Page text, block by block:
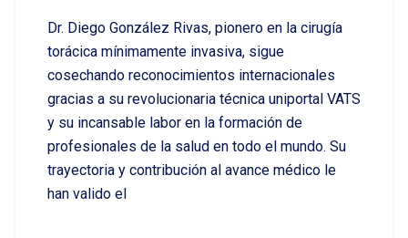
Dr. Diego González Rivas, pionero en la cirugía
torácica mínimamente invasiva, sigue
cosechando reconocimientos internacionales
gracias a su revolucionaria técnica uniportal VATS
y su incansable labor en la formación de
profesionales de la salud en todo el mundo. Su
trayectoria y contribución al avance médico le
han valido el